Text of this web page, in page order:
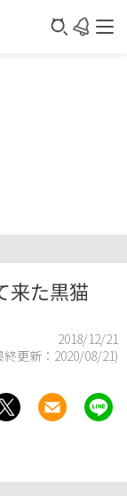
来た黒猫
2018/12/21
終更新： 2020/08/21)